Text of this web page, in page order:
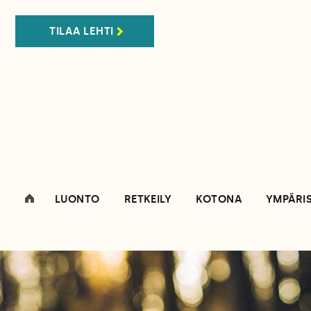
TILAA LEHTI
LUONTO RETKEILY KOTONA